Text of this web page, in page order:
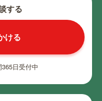
する
ける
日受付中